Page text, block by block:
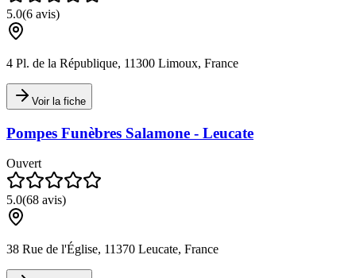
5.0(6 avis)
4 Pl. de la République, 11300 Limoux, France
Voir la fiche
Pompes Funèbres Salamone - Leucate
Ouvert
5.0(68 avis)
38 Rue de l'Église, 11370 Leucate, France